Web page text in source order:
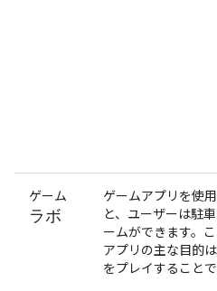
ゲーム
ラボ
ゲームアプリを使
と、ユーザーは駐
ームができます。
アプリの主な目的
をプレイすることで